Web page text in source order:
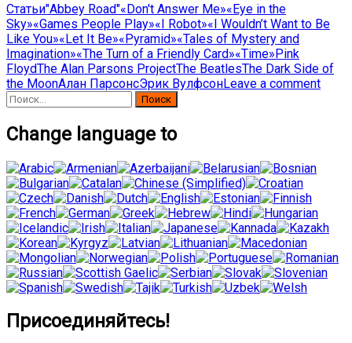
Статьи"Abbey Road"«Don't Answer Me»«Eye in the
Sky»«Games People Play»«I Robot»«I Wouldn’t Want to Be
Like You»«Let It Be»«Pyramid»«Tales of Mystery and
Imagination»«The Turn of a Friendly Card»«Time»Pink
FloydThe Alan Parsons ProjectThe BeatlesThe Dark Side of
the MoonАлан ПарсонсЭрик ВулфсонLeave a comment
Найти:
Change language to
Присоединяйтесь!